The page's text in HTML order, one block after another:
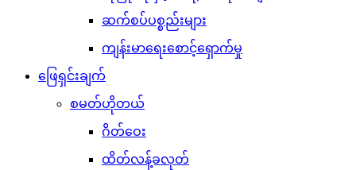
ဆက်စပ်ပစ္စည်းများ
ကျန်းမာရေးစောင့်ရှောက်မှု
ဖြေရှင်းချက်
စမတ်ဟိုတယ်
ဂိတ်ဝေး
ထိတ်လန့်ခလုတ်